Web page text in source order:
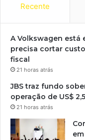
Recente
A Volkswagen está
precisa cortar
fiscal
21 horas atrás
JBS traz fundo
operação de US$
21 horas atrás